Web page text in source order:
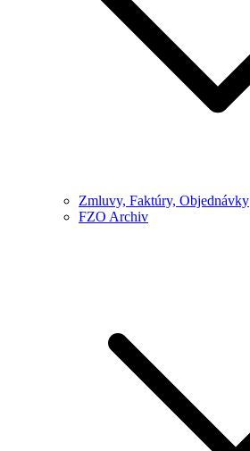
Zmluvy, Faktúry, Objednávky
FZO Archiv